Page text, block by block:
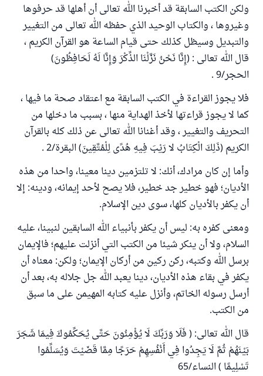
ولكن الكتب السابقة قد أخبرنا الله تعالى أن أهلها قد حرفوها
وغيروها ، والكتاب الوحيد الذي حفظه الله تعالى من التغيير
والتبديل وسيظل كذلك حتى قيام الساعة هو القرآن الكريم ،
قال الله تعالى : (إِنَّا نَحْنُ نَزَّلْنَا الذِّكْرَ وَإِنَّا لَهُ لَحَافِظُونَ)
الحجر/9 .
فلا يجوز القراءة في الكتب السابقة مع اعتقاد صحة ما فيها ،
كما لا يجوز قراءتها لأخذ الهداية منها ، بسبب ما دخلها من
التحريف والتغيير ، وقد أغنانا الله تعالى عن ذلك كله بالقرآن
الكريم (ذَلِكَ الْكِتَابُ لا رَيْبَ فِيهِ هُدًى لِلْمُتَّقِينَ) البقرة/2 .
وأما إن كان مرادك، أنك: لا تلتزمين دينا معينا، واحدا من هذه
الأديان؛ فهو خطير جد خطير، فلا يصح لأحد إيمانه، ودينه: إلا
أن يكفر بالأديان كلها، سوى دين الإسلام.
ومعنى كفره به: ليس أن يكفر بأنبياء الله السابقين لنبينا، عليه
السلام، ولا أن ينكر شيئا من الكتب التي أنزلت عليهم؛ فالإيمان
برسل الله وكتبه، ركن ركين من أركان الإيمان؛ ولكن: معناه أن
يكفر في بقاء هذه الأديان، دينا يعبد الله جل جلاله به، بعد أن
أرسل رسوله الخاتم، وأنزل عليه كتابه المهيمن على ما سبق
من الكتب.
قال الله تعالى: ( فَلَا وَرَبِّكَ لَا يُؤْمِنُونَ حَتَّى يُحَكِّمُوكَ فِيمَا شَجَرَ
بَيْنَهُمْ ثُمَّ لَا يَجِدُوا فِي أَنْفُسِهِمْ حَرَجًا مِمَّا قَضَيْتَ وَيُسَلِّمُوا
تَسْلِيمًا ) النساء/65